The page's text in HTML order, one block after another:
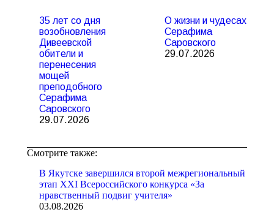
35 лет со дня
возобновления
Дивеевской
обители и
перенесения
мощей
преподобного
Серафима
Саровского
29.07.2026
О жизни и чудесах
Серафима
Саровского
29.07.2026
Смотрите также:
В Якутске завершился второй межрегиональный
этап XXI Всероссийского конкурса «За
нравственный подвиг учителя»
03.08.2026